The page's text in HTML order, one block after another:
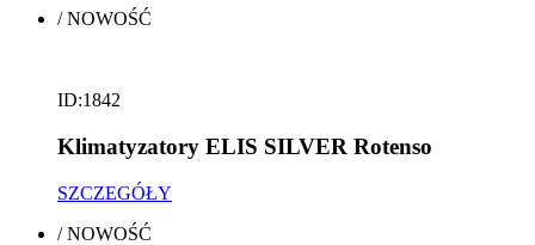
/NOWOŚĆ
ID:1842
Klimatyzatory ELIS SILVER Rotenso
SZCZEGÓŁY
/NOWOŚĆ